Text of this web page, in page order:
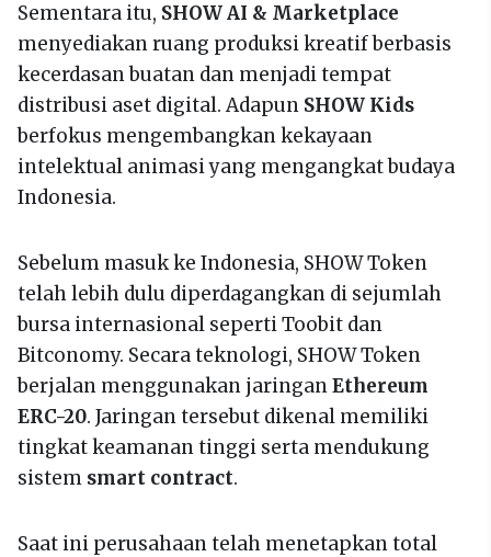
Sementara itu, SHOW AI & Marketplace
menyediakan ruang produksi kreatif berbasis
kecerdasan buatan dan menjadi tempat
distribusi aset digital. Adapun SHOW Kids
berfokus mengembangkan kekayaan
intelektual animasi yang mengangkat budaya
Indonesia.
Sebelum masuk ke Indonesia, SHOW Token
telah lebih dulu diperdagangkan di sejumlah
bursa internasional seperti Toobit dan
Bitconomy. Secara teknologi, SHOW Token
berjalan menggunakan jaringanEthereum
ERC-20. Jaringan tersebut dikenal memiliki
tingkat keamanan tinggi serta mendukung
sistem smart contract.
Saat ini perusahaan telah menetapkan total